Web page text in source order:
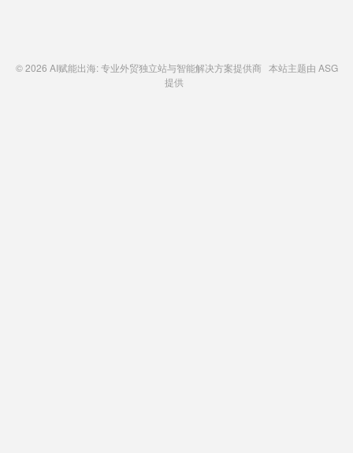
© 2026 AI赋能出海: 专业外贸独立站与智能解决方案提供商本站主题由 ASG
提供